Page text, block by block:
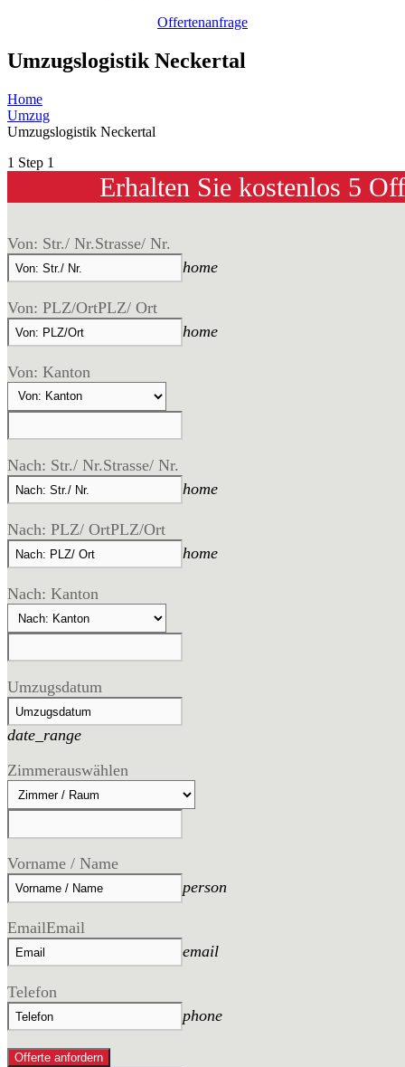
Offertenanfrage
Umzugslogistik Neckertal
Home
Umzug
Umzugslogistik Neckertal
1 Step 1
Erhalten Sie kostenlos 5
Von: Str./ Nr.Strasse/ Nr.
home
Von: PLZ/OrtPLZ/ Ort
home
Von: Kanton
Nach: Str./ Nr.Strasse/ Nr.
home
Nach: PLZ/ OrtPLZ/Ort
home
Nach: Kanton
Umzugsdatum
date_range
Zimmerauswählen
Vorname / Name
person
EmailEmail
email
Telefon
phone
Offerte anfordern